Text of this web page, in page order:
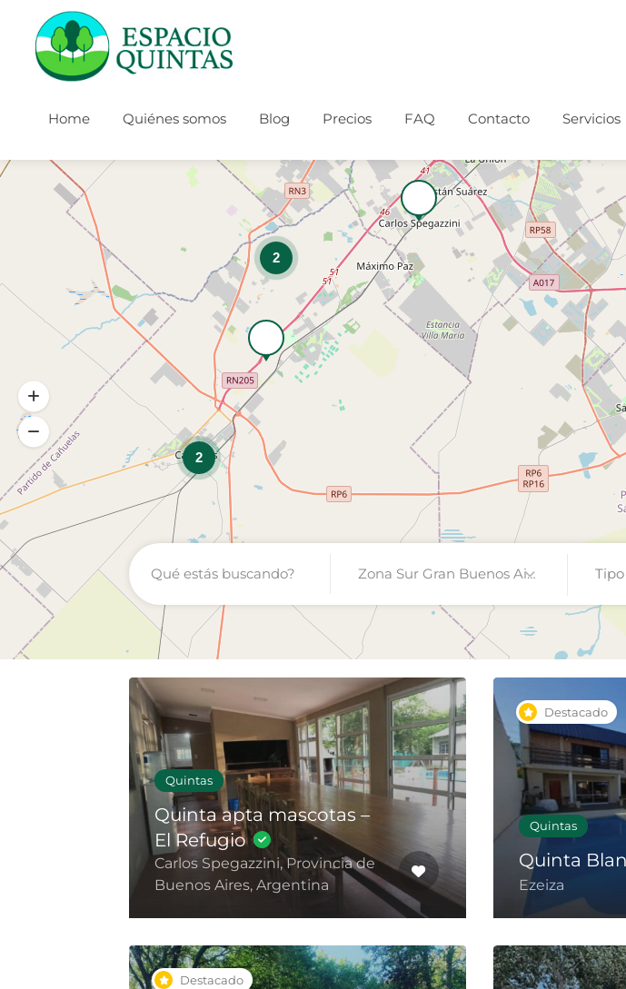
Home Quiénes somos Blog Precios FAQ Contacto Servicios
2
2
Zona Sur Gran Buenos Aires
Quintas
Quinta apta mascotas –
El Refugio
Carlos Spegazzini, Provincia de
Buenos Aires, Argentina
Destacado
Quintas
Quinta
Ezeiza
Destacado